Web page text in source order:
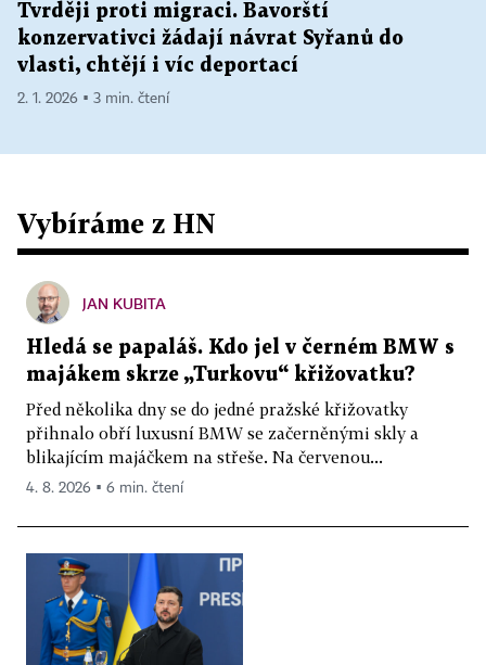
Tvrději proti migraci. Bavorští
konzervativci žádají návrat Syřanů do
vlasti, chtějí i víc deportací
2. 1. 2026 ▪ 3 min. čtení
Vybíráme z HN
JAN KUBITA
Hledá se papaláš. Kdo jel v černém BMW s
majákem skrze „Turkovu“ křižovatku?
Před několika dny se do jedné pražské křižovatky
přihnalo obří luxusní BMW se začerněnými skly a
blikajícím majáčkem na střeše. Na červenou...
4. 8. 2026 ▪ 6 min. čtení